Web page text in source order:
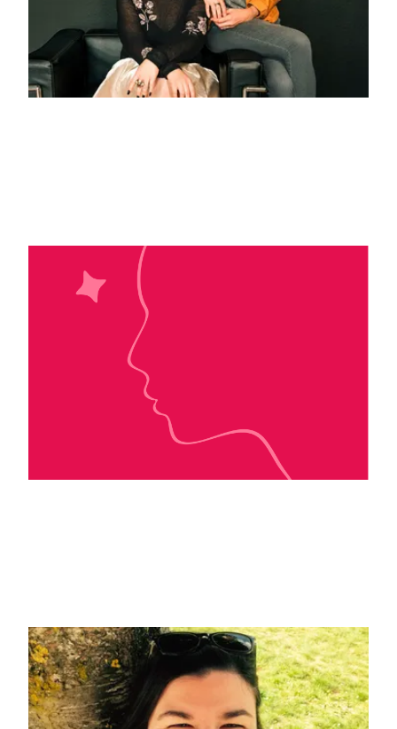
Christina Lauren
Thierry Laurent